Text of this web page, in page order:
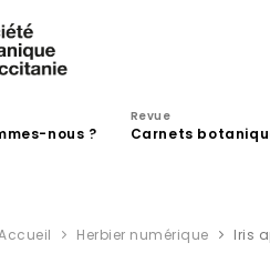
nous ?
Revue
Carnets
Herbier numérique Iris